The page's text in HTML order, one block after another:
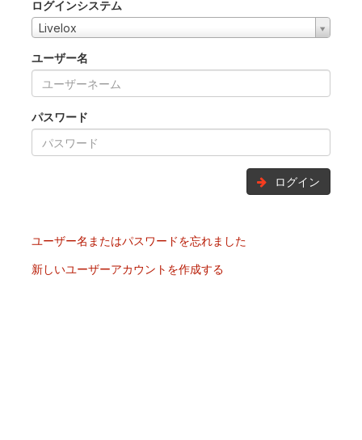
ログインシステム
Livelox
ユーザー名
パスワード
ログイン
ユーザー名またはパスワードを忘れました
新しいユーザーアカウントを作成する